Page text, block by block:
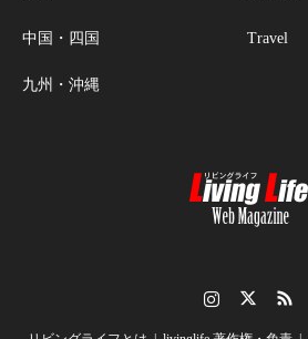
中国・四国
九州・沖縄
Travel